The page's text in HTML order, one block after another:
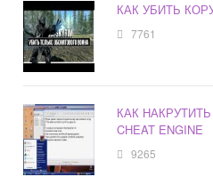
КАК УБИТЬ
7761
КАК
CHEAT ENGINE
9265